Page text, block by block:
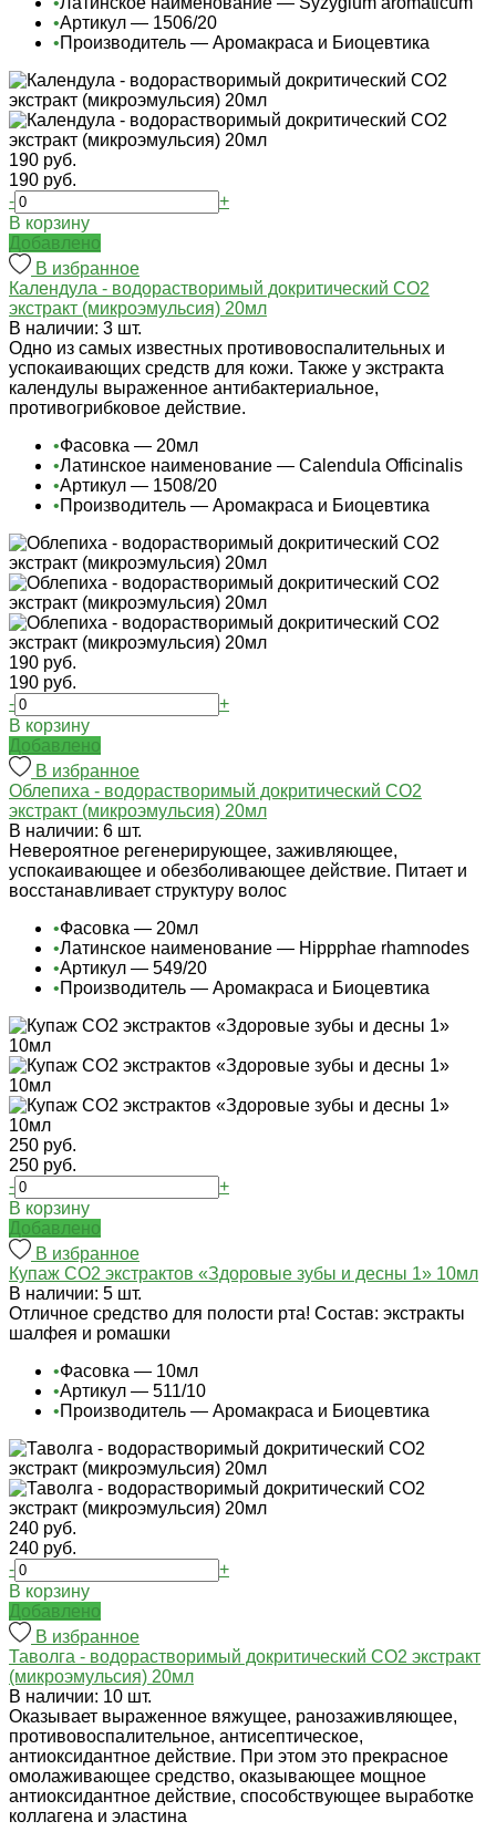
•Артикул — 1506/20
•Производитель — Аромакраса и Биоцевтика
190 руб.
190 руб.
-
+
В корзину
Добавлено
В избранное
Календула - водорастворимый докритический СО2
экстракт (микроэмульсия) 20мл
В наличии: 3 шт.
Одно из самых известных противовоспалительных и
успокаивающих средств для кожи. Также у экстракта
календулы выраженное антибактериальное,
противогрибковое действие.
•Фасовка — 20мл
•Латинское наименование — Calendula Officinalis
•Артикул — 1508/20
•Производитель — Аромакраса и Биоцевтика
190 руб.
190 руб.
-
+
В корзину
Добавлено
В избранное
Облепиха - водорастворимый докритический СО2
экстракт (микроэмульсия) 20мл
В наличии: 6 шт.
Невероятное регенерирующее, заживляющее,
успокаивающее и обезболивающее действие. Питает и
восстанавливает структуру волос
•Фасовка — 20мл
•Латинское наименование — Hippphae rhamnodes
•Артикул — 549/20
•Производитель — Аромакраса и Биоцевтика
250 руб.
250 руб.
-
+
В корзину
Добавлено
В избранное
Купаж СО2 экстрактов «Здоровые зубы и десны 1» 10мл
В наличии: 5 шт.
Отличное средство для полости рта! Состав: экстракты
шалфея и ромашки
•Фасовка — 10мл
•Артикул — 511/10
•Производитель — Аромакраса и Биоцевтика
240 руб.
240 руб.
-
+
В корзину
Добавлено
В избранное
Таволга - водорастворимый докритический СО2 экстракт
(микроэмульсия) 20мл
В наличии: 10 шт.
Оказывает выраженное вяжущее, ранозаживляющее,
противовоспалительное, антисептическое,
антиоксидантное действие. При этом это прекрасное
омолаживающее средство, оказывающее мощное
антиоксидантное действие, способствующее выработке
коллагена и эластина